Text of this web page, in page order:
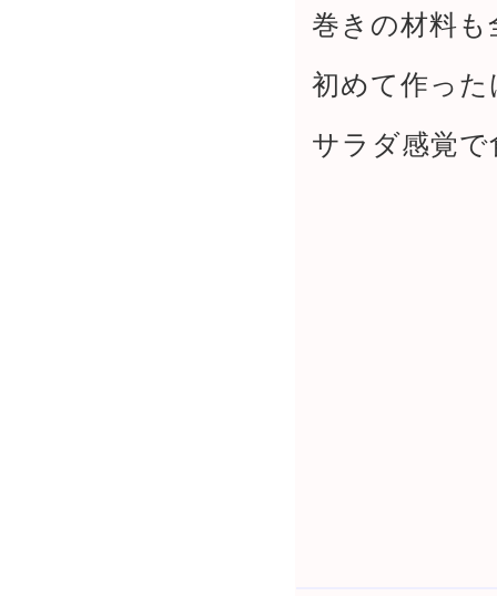
巻きの材料
初めて作っ
サラダ感覚